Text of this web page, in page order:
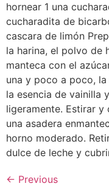
hornear 1 una
cucharadita de
cascara de limón
la harina, el polvo de
manteca con el
una y poco a poco,
la esencia de vainilla
ligeramente. Estirar
una asadera
horno moderado.
dulce de leche y
← Previous